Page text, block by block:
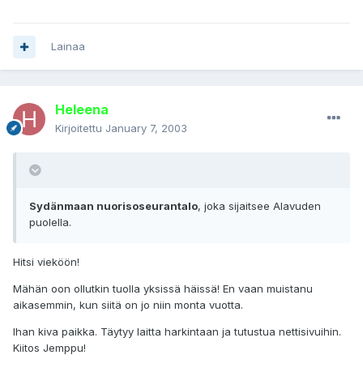
Lainaa
Heleena
Kirjoitettu January 7, 2003
Sydänmaan nuorisoseurantalo, joka sijaitsee Alavuden
puolella.
Hitsi vieköön!
Mähän oon ollutkin tuolla yksissä häissä! En vaan muistanu
aikasemmin, kun siitä on jo niin monta vuotta.
Ihan kiva paikka. Täytyy laitta harkintaan ja tutustua nettisivuihin.
Kiitos Jemppu!